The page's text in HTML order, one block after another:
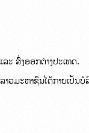
ະ ສົ່ງອອກຕ່າງປະເທດ.
າວມະຫາຊົນໄດ້ກາຍເປັ